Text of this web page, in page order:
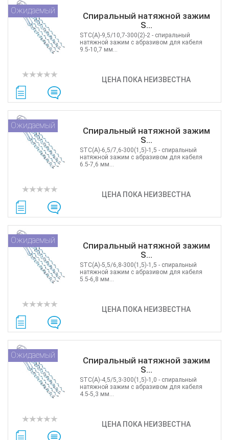
Спиральный натяжной зажим
S...
Ожидаемый
ЦЕНА ПОКА НЕИЗВЕСТНА
STC(А)-9,5/10,7-300(2)-2 - cпиральный
натяжной зажим c абразивом для кабеля
9.5-10,7 мм...
Спиральный натяжной зажим
S...
Ожидаемый
ЦЕНА ПОКА НЕИЗВЕСТНА
STC(А)-6,5/7,6-300(1,5)-1,5 - cпиральный
натяжной зажим c абразивом для кабеля
6.5-7,6 мм...
Спиральный натяжной зажим
S...
Ожидаемый
ЦЕНА ПОКА НЕИЗВЕСТНА
STC(А)-5,5/6,8-300(1,5)-1,5 - cпиральный
натяжной зажим c абразивом для кабеля
5.5-6,8 мм...
Спиральный натяжной зажим
S...
Ожидаемый
ЦЕНА ПОКА НЕИЗВЕСТНА
STC(А)-4,5/5,3-300(1,5)-1,0 - cпиральный
натяжной зажим c абразивом для кабеля
4.5-5,3 мм...